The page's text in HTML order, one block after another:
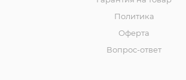
Политика
Оферта
Вопрос-ответ